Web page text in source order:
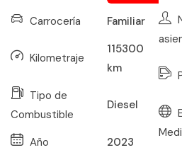
Carrocería Familiar
Kilometraje
115300
km
Tipo de
Combustible
Diesel
Año
2023